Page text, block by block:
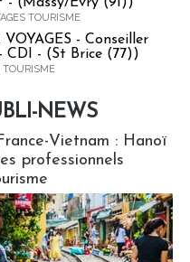
TOURISME
- Conseiller
CDI - (St Brice (77))
TOURISME
NEWS
Vietnam : Hanoï
professionnels